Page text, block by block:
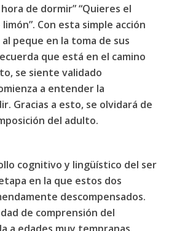
de dormir” “Quieres el
Con esta simple acción
peque en la toma de sus
que está en el camino
se siente validado
a entender la
Gracias a esto, se olvidará de
del adulto.
cognitivo y lingüístico del ser
en la que estos dos
descompensados.
de comprensión del